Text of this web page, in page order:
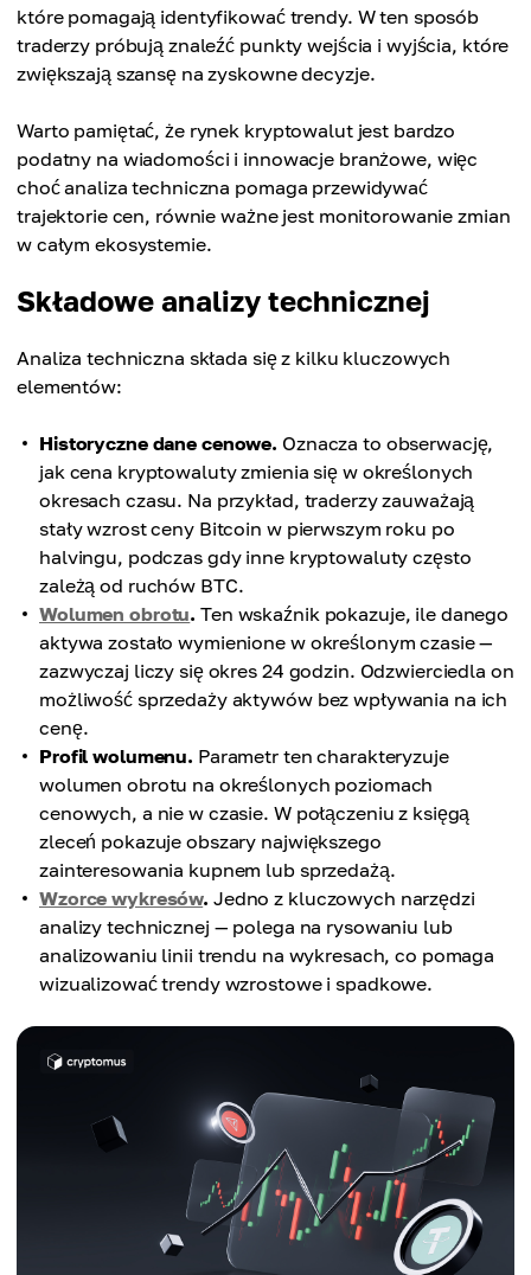
które pomagają identyfikować trendy. W ten sposób
traderzy próbują znaleźć punkty wejścia i wyjścia, które
zwiększają szansę na zyskowne decyzje.
Warto pamiętać, że rynek kryptowalut jest bardzo
podatny na wiadomości i innowacje branżowe, więc
choć analiza techniczna pomaga przewidywać
trajektorie cen, równie ważne jest monitorowanie zmian
w całym ekosystemie.
Składowe analizy technicznej
Analiza techniczna składa się z kilku kluczowych
elementów:
Historyczne dane cenowe. Oznacza to obserwację,
jak cena kryptowaluty zmienia się w określonych
okresach czasu. Na przykład, traderzy zauważają
stały wzrost ceny Bitcoin w pierwszym roku po
halvingu, podczas gdy inne kryptowaluty często
zależą od ruchów BTC.
Wolumen obrotu. Ten wskaźnik pokazuje, ile danego
aktywa zostało wymienione w określonym czasie —
zazwyczaj liczy się okres 24 godzin. Odzwierciedla on
możliwość sprzedaży aktywów bez wpływania na ich
cenę.
Profil wolumenu. Parametr ten charakteryzuje
wolumen obrotu na określonych poziomach
cenowych, a nie w czasie. W połączeniu z księgą
zleceń pokazuje obszary największego
zainteresowania kupnem lub sprzedażą.
Wzorce wykresów. Jedno z kluczowych narzędzi
analizy technicznej — polega na rysowaniu lub
analizowaniu linii trendu na wykresach, co pomaga
wizualizować trendy wzrostowe i spadkowe.